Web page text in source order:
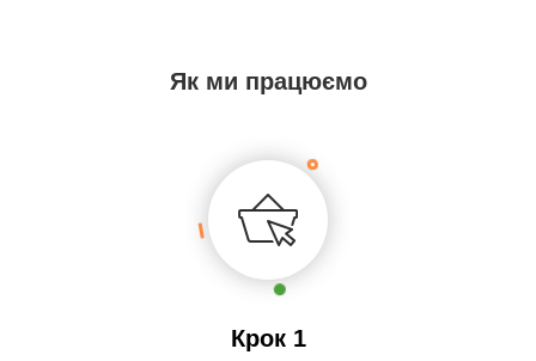
Як ми працюємо
Крок 1